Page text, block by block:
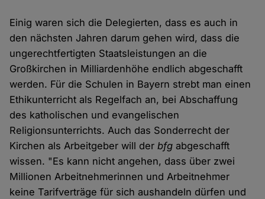
Einig waren sich die Delegierten, dass es auch in
den nächsten Jahren darum gehen wird, dass die
ungerechtfertigten Staatsleistungen an die
Großkirchen in Milliardenhöhe endlich abgeschafft
werden. Für die Schulen in Bayern strebt man einen
Ethikunterricht als Regelfach an, bei Abschaffung
des katholischen und evangelischen
Religionsunterrichts. Auch das Sonderrecht der
Kirchen als Arbeitgeber will derbfg abgeschafft
wissen. "Es kann nicht angehen, dass über zwei
Millionen Arbeitnehmerinnen und Arbeitnehmer
keine Tarifverträge für sich aushandeln dürfen und